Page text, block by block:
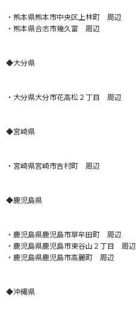
・熊本県熊本市中央区上林町 周辺
・熊本県合志市幾久富 周辺
◆大分県
・大分県大分市花高松２丁目 周辺
◆宮崎県
・宮崎県宮崎市吉村町 周辺
◆鹿児島県
・鹿児島県鹿児島市草牟田町 周辺
・鹿児島県鹿児島市東谷山２丁目 周辺
・鹿児島県鹿児島市高麗町 周辺
◆沖縄県